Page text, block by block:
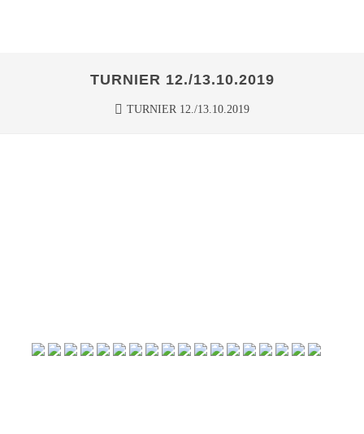
TURNIER 12./13.10.2019
TURNIER 12./13.10.2019